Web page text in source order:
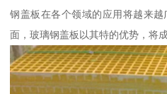
钢盖板在各个领域的应用将越来
面，玻璃钢盖板以其特的优势，将